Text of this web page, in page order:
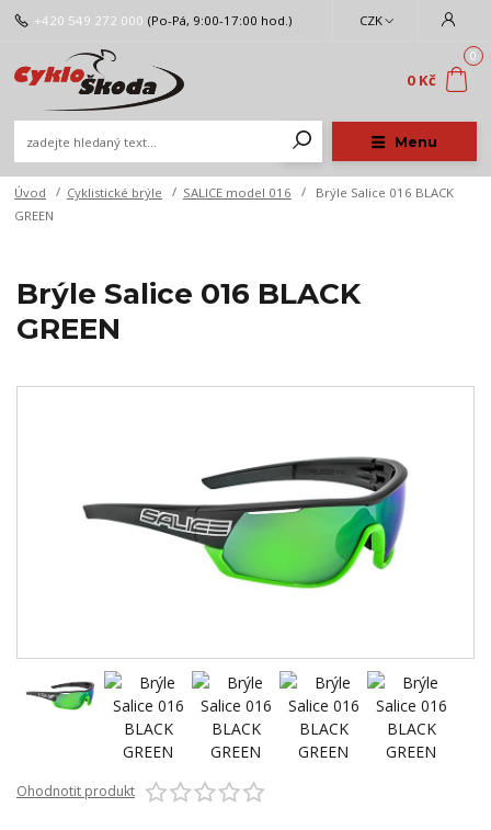
Menu
CZK
+420 549 272 000 (Po-Pá, 9:00-17:00 hod.)
0
0 Kč
Úvod Cyklistické brýle SALICE model 016
Brýle Salice 016 BLACK
GREEN
Brýle Salice 016 BLACK
GREEN
Ohodnotit produkt